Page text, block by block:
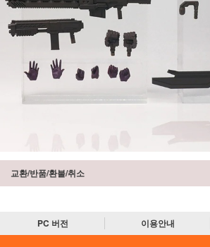
교환/반품/환불/취소
PC 버전 이용안내